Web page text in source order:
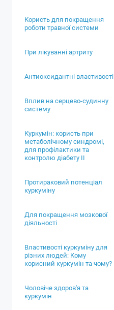
Користь для покращення
роботи травної системи
При лікуванні артриту
Антиоксидантні властивості
Вплив на серцево-судинну
систему
Куркумін: користь при
метаболічному синдромі,
для профілактики та
контролю діабету II
Протираковий потенціал
куркуміну
Для покращення мозкової
діяльності
Властивості куркуміну для
різних людей: Кому
корисний куркумін та чому?
Чоловіче здоров'я та
куркумін